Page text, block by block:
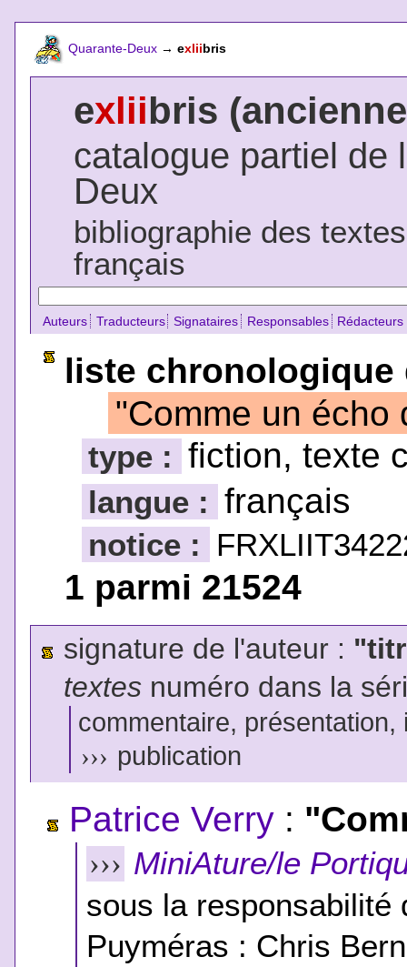
Quarante-Deux → exliibris
exliibris
catalogue partiel de
Deux
bibliographie des
français
Auteurs Traducteurs Signataires Responsables Rédacteurs
liste chronologique
"Comme un écho
type : fiction, texte
langue : français
notice :
1 parmi 21524
signature de l'auteur :
textesnuméro dans la
commentaire,
››› publication
Patrice Verry :
››› MiniAture/le
sous la
Puyméras : Chris